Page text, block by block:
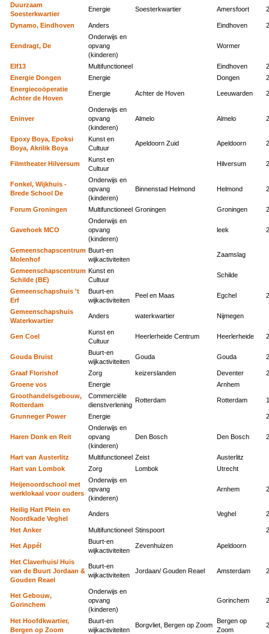
Duurzaam
Soesterkwartier
Energie Soesterkwartier Amersfoort
Dynamo, Eindhoven Anders Eindhoven
Eendragt, De
Onderwijs en
opvang
(kinderen)
Wormer
Elf13 Multifunctioneel Eindhoven
Energie Dongen
Energie Dongen
Energiecoöperatie
Achter de Hoven
Energie Achter de Hoven Leeuwarden
Eninver
Onderwijs en
opvang
(kinderen)
Almelo Almelo
Epoxy Boya, Epoksi
Boya, Akrilik Boya
Kunst en
Cultuur
Apeldoorn Zuid Apeldoorn
Filmtheater Hilversum
Kunst en
Cultuur
Hilversum
Fonkel, Wijkhuis -
Brede School De
Onderwijs en
opvang
(kinderen)
Binnenstad Helmond Helmond
Forum Groningen Multifunctioneel Groningen Groningen
Gavehoek MCO
Onderwijs en
opvang
(kinderen)
leek
Gemeenschapscentrum
Molenhof
Buurt-en
wijkactiviteiten
Zaamslag
Gemeenschapscentrum
Schilde (BE)
Kunst en
Cultuur
Schilde
Gemeenschapshuis 't
Erf
Buurt-en
wijkactiviteiten
Peel en Maas Egchel
Gemeenschapshuis
Waterkwartier
Anders waterkwartier Nijmegen
Gen Coel
Kunst en
Cultuur
Heerlerheide Centrum Heerlerheide
Gouda Bruist
Buurt-en
wijkactiviteiten
Gouda Gouda
Graaf Florishof Zorg keizerslanden Deventer
Groene vos
Energie
Arnhem
Groothandelsgebouw,
Rotterdam
Commerciële
dienstverlening
Rotterdam Rotterdam
Grunneger Power Energie
Haren Donk en Reit
Onderwijs en
opvang
(kinderen)
Den Bosch Den Bosch
Hart van Austerlitz Multifunctioneel Zeist
Austerlitz
Hart van Lombok
Zorg Lombok Utrecht
Heijenoordschool met
werklokaal voor ouders
Onderwijs en
opvang
(kinderen)
Arnhem
Heilig Hart Plein en
Noordkade Veghel
Anders Veghel
Het Anker Multifunctioneel Stinspoort
Het Appél
Buurt-en
wijkactiviteiten
Zevenhuizen Apeldoorn
Het Claverhuis/ Huis
van de Buurt Jordaan &
Gouden Reael
Buurt-en
wijkactiviteiten
Jordaan/ Gouden Reael Amsterdam
Het Gebouw,
Gorinchem
Onderwijs en
opvang
(kinderen)
Gorinchem
Het Hoofdkwartier,
Bergen op Zoom
Buurt-en
wijkactiviteiten
Borgvliet, Bergen op Zoom
Bergen op
Zoom